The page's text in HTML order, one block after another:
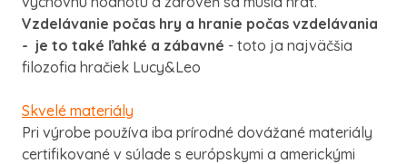
Vzdelávanie počas hry a hranie počas vzdelávania
- je to také ľahké a zábavné - toto ja najväčšia
filozofia hračiek Lucy&Leo
Skvelé materiály
Pri výrobe používa iba prírodné dovážané materiály
certifikované v súlade s európskymi a americkými